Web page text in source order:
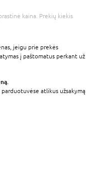
kaina. Prekių kiekis
jeigu prie prekės
į paštomatus perkant už
atlikus užsakymą